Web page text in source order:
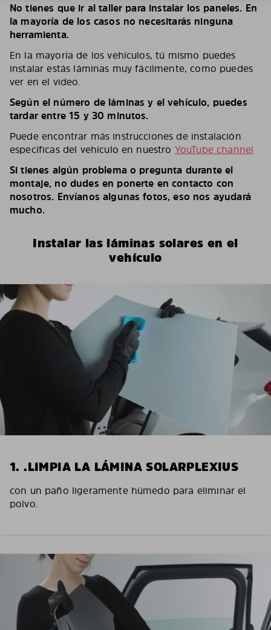
No tienes que ir al taller para instalar los paneles. En
la mayoría de los casos no necesitarás ninguna
herramienta.
En la mayoría de los vehículos, tú mismo puedes
instalar estás láminas muy fácilmente, como puedes
ver en el video.
Según el número de láminas y el vehículo, puedes
tardar entre 15 y 30 minutos.
Puede encontrar más instrucciones de instalación
específicas del vehículo en nuestro YouTube channel
Si tienes algún problema o pregunta durante el
montaje, no dudes en ponerte en contacto con
nosotros. Envíanos algunas fotos, eso nos ayudará
mucho.
Instalar las láminas solares en el
vehículo
1. .LIMPIA LA LÁMINA SOLARPLEXIUS
con un paño ligeramente húmedo para eliminar el
polvo.